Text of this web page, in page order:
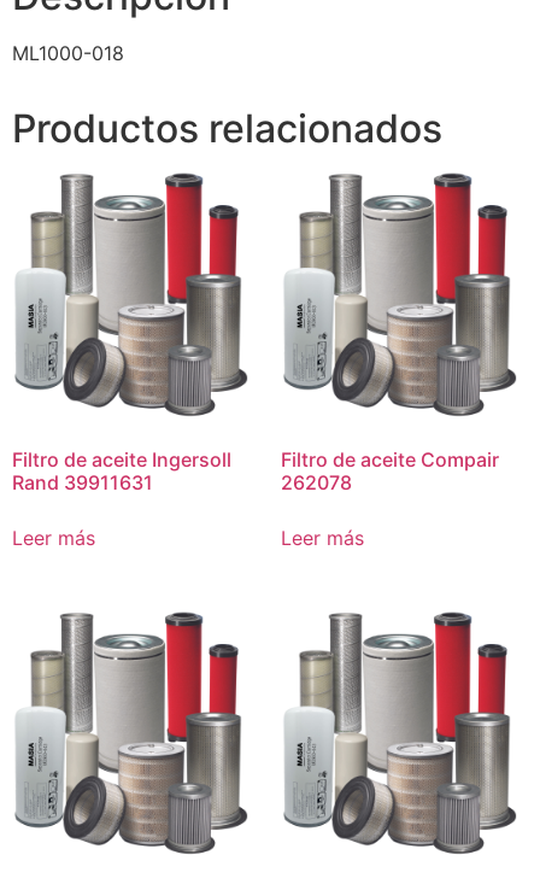
ML1000-018
Productos relacionados
Filtro de aceite Ingersoll
Rand 39911631
Leer más
Filtro de aceite Compair
262078
Leer más